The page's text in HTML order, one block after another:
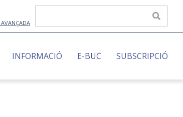
AVANÇADA
INFORMACIÓ E-BUC SUBSCRIPCIÓ